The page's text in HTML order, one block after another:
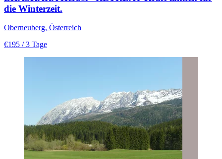
die Winterzeit.
Oberneuberg, Österreich
€195 / 3 Tage